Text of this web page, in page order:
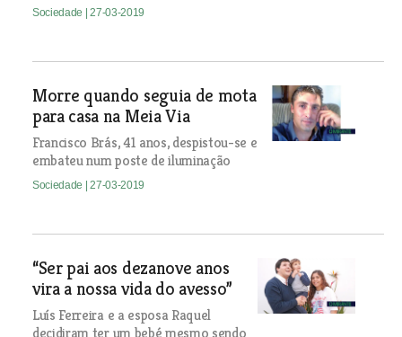
Sociedade | 27-03-2019
Morre quando seguia de mota
para casa na Meia Via
Francisco Brás, 41 anos, despistou-se e
embateu num poste de iluminação
Sociedade | 27-03-2019
“Ser pai aos dezanove anos
vira a nossa vida do avesso”
Luís Ferreira e a esposa Raquel